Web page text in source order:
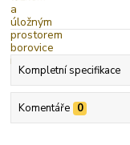
Kompletní specifikace
Komentáře 0